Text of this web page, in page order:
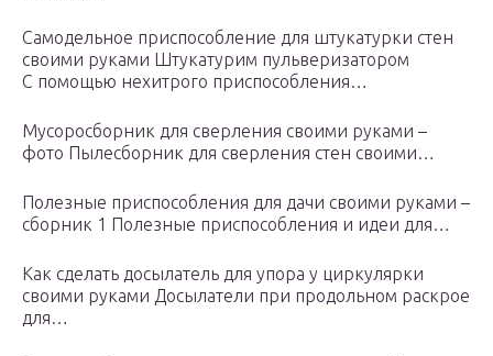
Самодельное приспособление для штукатурки стен
своими руками Штукатурим пульверизатором
С помощью нехитрого приспособления…
Мусоросборник для сверления своими руками –
фото Пылесборник для сверления стен своими…
Полезные приспособления для дачи своими руками –
сборник 1 Полезные приспособления и идеи для…
Как сделать досылатель для упора у циркулярки
своими руками Досылатели при продольном раскрое
для…